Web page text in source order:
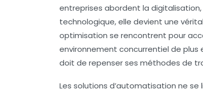
entreprises abordent la
technologique, elle devient une
optimisation se rencontrent pour
environnement concurrentiel de plus
doit de repenser ses méthodes de
Les solutions d’automatisation ne